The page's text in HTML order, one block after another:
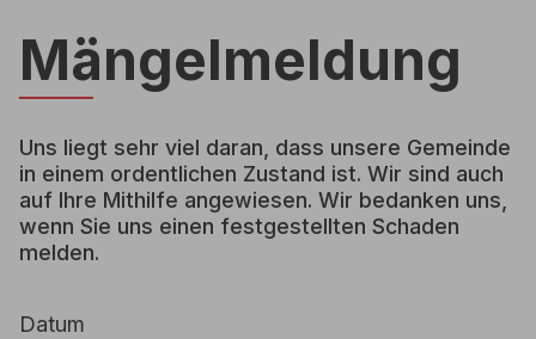
Mängelmeldung
Uns liegt sehr viel daran, dass unsere Gemeinde
in einem ordentlichen Zustand ist. Wir sind auch
auf Ihre Mithilfe angewiesen. Wir bedanken uns,
wenn Sie uns einen festgestellten Schaden
melden.
Datum